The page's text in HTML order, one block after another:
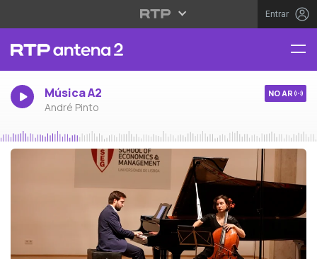
Entrar
Música A2
André Pinto
NO AR